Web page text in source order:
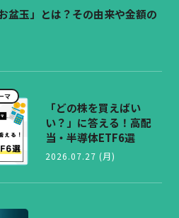
盆玉」とは？その由来や金額の
マ
「どの株を買えばい
い？」に答える！高配
当・半導体ETF6選
2026.07.27 (月)